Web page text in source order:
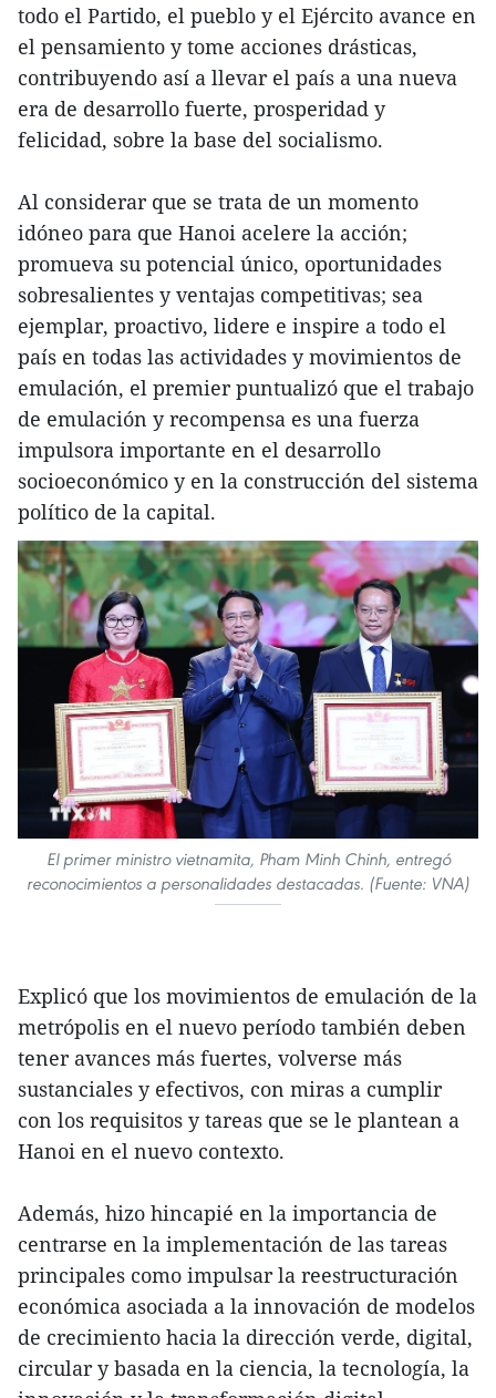
todo el Partido, el pueblo y el Ejército avance en
el pensamiento y tome acciones drásticas,
contribuyendo así a llevar el país a una nueva
era de desarrollo fuerte, prosperidad y
felicidad, sobre la base del socialismo.
Al considerar que se trata de un momento
idóneo para que Hanoi acelere la acción;
promueva su potencial único, oportunidades
sobresalientes y ventajas competitivas; sea
ejemplar, proactivo, lidere e inspire a todo el
país en todas las actividades y movimientos de
emulación, el premier puntualizó que el trabajo
de emulación y recompensa es una fuerza
impulsora importante en el desarrollo
socioeconómico y en la construcción del sistema
político de la capital.
El primer ministro vietnamita, Pham Minh Chinh, entregó
reconocimientos a personalidades destacadas. (Fuente: VNA)
Explicó que los movimientos de emulación de la
metrópolis en el nuevo período también deben
tener avances más fuertes, volverse más
sustanciales y efectivos, con miras a cumplir
con los requisitos y tareas que se le plantean a
Hanoi en el nuevo contexto.
Además, hizo hincapié en la importancia de
centrarse en la implementación de las tareas
principales como impulsar la reestructuración
económica asociada a la innovación de modelos
de crecimiento hacia la dirección verde, digital,
circular y basada en la ciencia, la tecnología, la